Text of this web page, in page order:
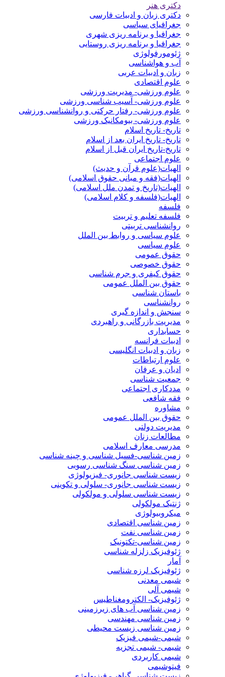
دکتری هنر
دکتری زبان و ادبیات فارسی
جغرافیای سیاسی
جغرافیا و برنامه ریزی شهری
جغرافیا و برنامه ریزی روستایی
ژئومورفولوژی
آب و هواشناسی
زبان و ادبیات عربی
علوم اقتصادی
علوم ورزشی- مدیریت ورزشی
علوم ورزشی- آسیب شناسی ورزشی
علوم ورزشی- رفتار حرکتی و روانشناسی ورزشی
علوم ورزشی- بیومکانیک ورزشی
تاریخ- تاریخ اسلام
تاریخ- تاریخ ایران بعد از اسلام
تاریخ-تاریخ ایران قبل از اسلام
علوم اجتماعی
الهیات(علوم قرآن و حدیث)
الهیات(فقه و مبانی حقوق اسلامی)
الهیات(تاریخ و تمدن ملل اسلامی)
الهیات(فلسفه و کلام اسلامی)
فلسفه
فلسفه تعلیم و تربیت
روانشناسی تربیتی
علوم سیاسی و روابط بین الملل
علوم سیاسی
حقوق عمومی
حقوق خصوصی
حقوق کیفری و جرم شناسی
حقوق بین الملل عمومی
باستان شناسی
روانشناسی
سنجش و اندازه گیری
مدیریت بازرگانی و راهبردی
حسابداری
ادبیات فرانسه
زبان و ادبیات انگلیسی
علوم ارتباطات
ادیان و عرفان
جمعیت شناسی
مددکاری اجتماعی
فقه شافعی
مشاوره
حقوق بین الملل عمومی
مدیریت دولتی
مطالعات زنان
مدرسی معارف اسلامی
زمین شناسی-فسیل شناسی و چینه شناسی
زمین شناسی سنگ شناسی رسوبی
زیست شناسی جانوری- فیزیولوژی
زیست شناسی جانوری- سلولی و تکوینی
زیست شناسی سلولی و مولکولی
ژنتیک مولکولی
میکروبیولوژی
زمین شناسی اقتصادی
زمین شناسی نفت
زمین شناسی-تکتونیک
ژئوفیزیک زلزله شناسی
آمار
ژئوفیزیک لرزه شناسی
شیمی معدنی
شیمی آلی
ژئوفیزیک- الکترومغناطیس
زمین شناسی آب های زیرزمینی
زمین شناسی مهندسی
زمین شناسی زیست محیطی
شیمی-شیمی فیزیک
شیمی- شیمی تجزیه
شیمی کاربردی
فیتوشیمی